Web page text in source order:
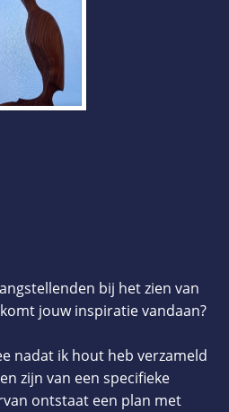
bij het zien van
jouw inspiratie vandaan?
nadat ik hout heb verzameld
zijn van een specifieke
ontstaat een plan met